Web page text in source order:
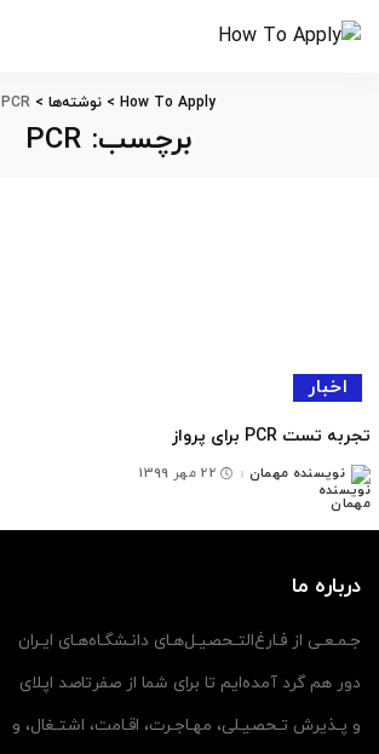
How To Apply
>نوشته‌ها >
PCR
برچسب:PCR
اخبار
تجربه تست PCR برای پرواز
ارسال
شده
توسط
نویسنده مهمان 22 مهر 1399
درباره ما
جـمـعـی از فـارغ‌التـحصیـل‌هـای دانـشگـاه‌هـای ایـران
دور هم گرد آمده‌ایم تا برای شما از صفرتاصد اپلای
و پـذیرش تـحصیـلی، مهـاجـرت، اقـامت، اشتـغال، و